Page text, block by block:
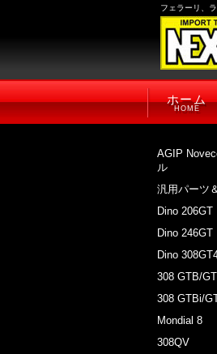
フェラーリ、
ホーム
HOME
AGIP
ル
汎用パーツ
Dino 206GT
Dino 246GT
Dino
308 GTB/
308 GTBi/
Mondial 8
308QV